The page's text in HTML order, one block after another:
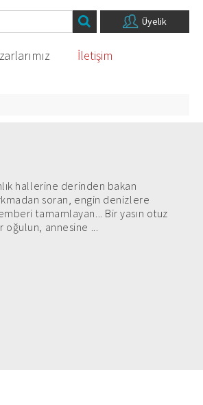
Üyelik
İletişim
hallerine derinden bakan
soran, engin denizlere
tamamlayan... Bir yasın otuz
oğulun, annesine ...